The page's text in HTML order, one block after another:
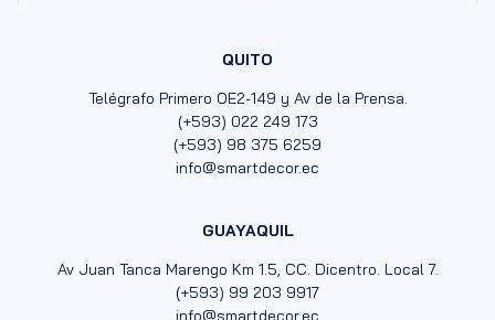
QUITO
Telégrafo Primero OE2-149 y Av de la Prensa.
(+593) 022 249 173
(+593) 98 375 6259
info@smartdecor.ec
GUAYAQUIL
Av Juan Tanca Marengo Km 1.5, CC. Dicentro. Local 7.
(+593) 99 203 9917
info@smartdecor.ec